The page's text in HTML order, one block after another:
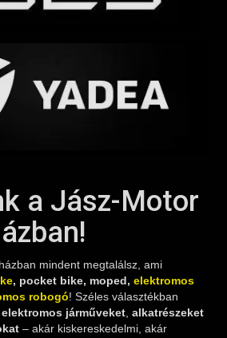
a Jász-Motor
, pocket bike, moped,elektromos
robogó! Széles választékban
járműveket,alkatrészeket
– akár kiskereskedelmi, akár
keresel.